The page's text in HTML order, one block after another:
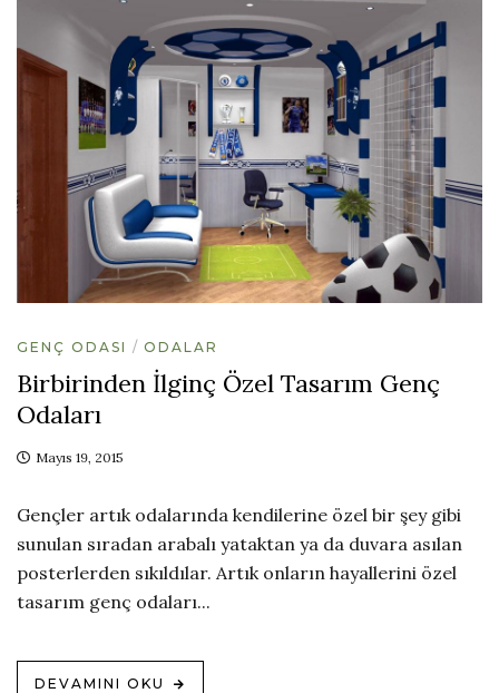
GENÇ ODASI ODALAR
Birbirinden İlginç Özel Tasarım Genç
Odaları
Mayıs 19, 2015
Gençler artık odalarında kendilerine özel bir şey gibi
sunulan sıradan arabalı yataktan ya da duvara asılan
posterlerden sıkıldılar. Artık onların hayallerini özel
tasarım genç odaları...
DEVAMINI OKU